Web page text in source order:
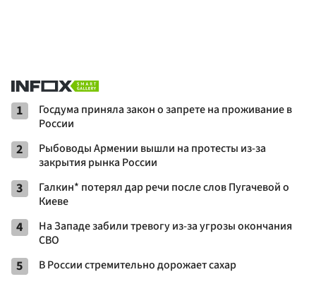
1
Госдума приняла закон о запрете на проживание в
России
2
Рыбоводы Армении вышли на протесты из-за
закрытия рынка России
3
Галкин* потерял дар речи после слов Пугачевой о
Киеве
4
На Западе забили тревогу из-за угрозы окончания
СВО
5 В России стремительно дорожает сахар